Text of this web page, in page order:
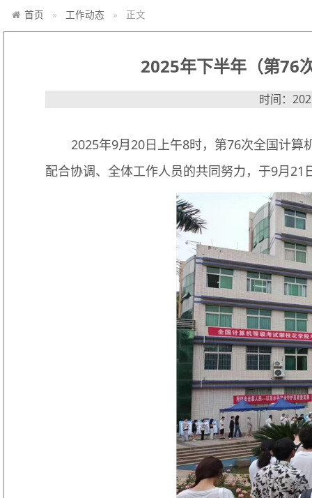
首页 工作动态 正文
2025年下半年（第76
时间：
2025年9月20日上午8时，第76次全国计
配合协调、全体工作人员的共同努力，于9月21